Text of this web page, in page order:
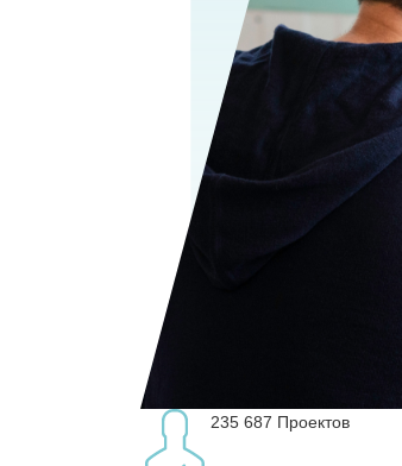
235 687 Проектов